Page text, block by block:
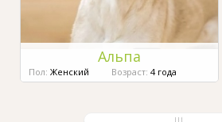
Альпа
Пол: Женский Возраст: 4 года